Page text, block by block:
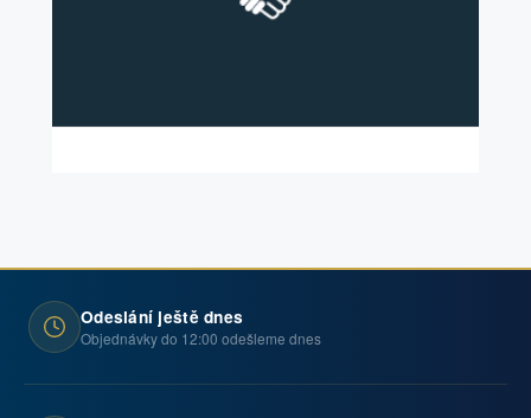
Odeslání ještě dnes
Objednávky do 12:00 odešleme dnes